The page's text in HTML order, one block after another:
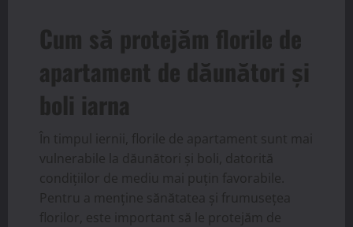
Cum să protejăm florile de
apartament de dăunători și
boli iarna
În timpul iernii, florile de apartament sunt mai
vulnerabile la dăunători și boli, datorită
condițiilor de mediu mai puțin favorabile.
Pentru a menține sănătatea și frumusețea
florilor, este important să le protejăm de